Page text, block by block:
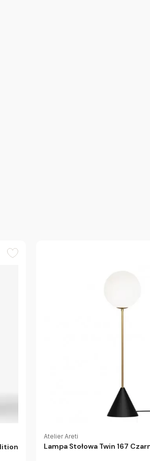
Atelier Areti
Lampa Stołowa Twin 167